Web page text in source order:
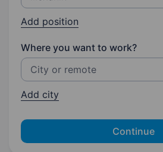
Add position
Where you want to work?
Add city
Continue